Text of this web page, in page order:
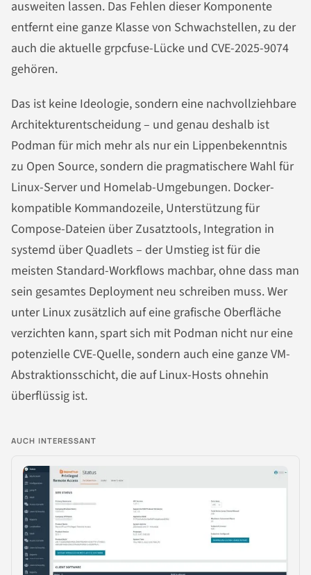
ausweiten lassen. Das Fehlen dieser Komponente
entfernt eine ganze Klasse von Schwachstellen, zu der
auch die aktuelle grpcfuse-Lücke und CVE-2025-9074
gehören.
Das ist keine Ideologie, sondern eine nachvollziehbare
Architekturentscheidung – und genau deshalb ist
Podman für mich mehr als nur ein Lippenbekenntnis
zu Open Source, sondern die pragmatischere Wahl für
Linux-Server und Homelab-Umgebungen. Docker-
kompatible Kommandozeile, Unterstützung für
Compose-Dateien über Zusatztools, Integration in
systemd über Quadlets – der Umstieg ist für die
meisten Standard-Workflows machbar, ohne dass man
sein gesamtes Deployment neu schreiben muss. Wer
unter Linux zusätzlich auf eine grafische Oberfläche
verzichten kann, spart sich mit Podman nicht nur eine
potenzielle CVE-Quelle, sondern auch eine ganze VM-
Abstraktionsschicht, die auf Linux-Hosts ohnehin
überflüssig ist.
AUCH INTERESSANT